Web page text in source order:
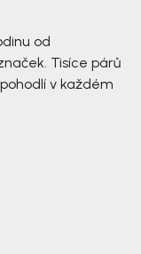
od
Tisíce párů
v každém